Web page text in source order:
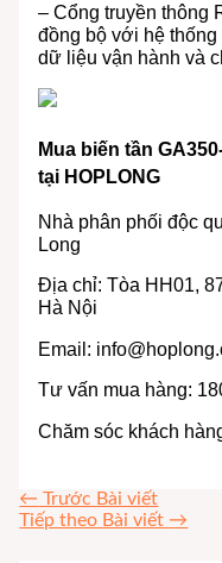
– Cổng truyền thông
đồng bộ với hệ thống
dữ liệu vận hành và
Mua biến tần
tại HOPLONG
Nhà phân phối độc
Long
Địa chỉ: Tòa HH01,
Hà Nội
Email:
Tư vấn mua hàng:
Chăm sóc khách
← Trước Bài viết
Tiếp theo Bài viết →